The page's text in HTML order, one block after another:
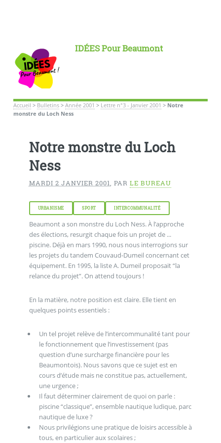
IDÉES Pour Beaumont
Accueil > Bulletins> Année 2001 > Lettre n°3 - Janvier 2001 > Notre
monstre du Loch Ness
Notre monstre du Loch
Ness
MARDI 2 JANVIER 2001, PAR LE BUREAU
URBANISME SPORT INTERCOMMUNALITÉ
Beaumont a son monstre du Loch Ness. À l’approche
des élections, resurgit chaque fois un projet de ...
piscine. Déjà en mars 1990, nous nous interrogions sur
les projets du tandem Couvaud-Dumeil concernant cet
équipement. En 1995, la liste A. Dumeil proposait “la
relance du projet”. On attend toujours !
En la matière, notre position est claire. Elle tient en
quelques points essentiels :
Un tel projet relève de l’intercommunalité tant pour
le fonctionnement que l’investissement (pas
question d’une surcharge financière pour les
Beaumontois). Nous savons que ce sujet est en
cours d’étude mais ne constitue pas, actuellement,
une urgence ;
Il faut déterminer clairement de quoi on parle :
piscine “classique”, ensemble nautique ludique, parc
nautique de luxe ?
Nous privilégions une pratique de loisirs accessible à
tous, en particulier aux scolaires ;